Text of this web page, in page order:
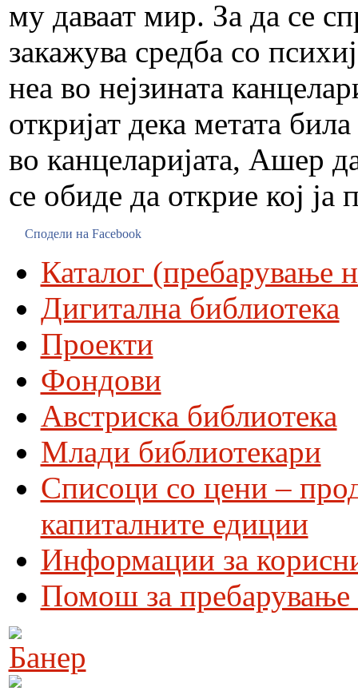
му даваат мир. За да се
закажува средба со
неа во нејзината
откријат дека метата
во канцеларијата, Ашер
се обиде да открие кој ја
Сподели на Facebook
Каталог (пребарување
Дигитална библиотека
Проекти
Фондови
Австриска библиотека
Млади библиотекари
Списоци со цени –
капиталните едиции
Информации за
Помош за